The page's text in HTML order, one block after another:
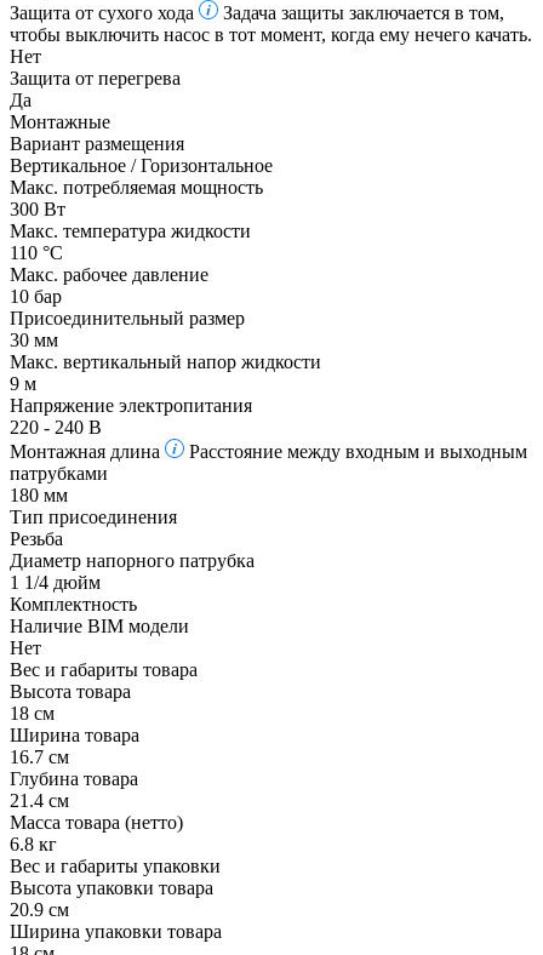
Защита от сухого хода
Задача защиты заключается в том,
чтобы выключить насос в тот момент, когда ему нечего качать.
Нет
Защита от перегрева
Да
Монтажные
Вариант размещения
Вертикальное / Горизонтальное
Макс. потребляемая мощность
300 Вт
Макс. температура жидкости
110 °С
Макс. рабочее давление
10 бар
Присоединительный размер
30 мм
Макс. вертикальный напор жидкости
9 м
Напряжение электропитания
220 - 240 В
Монтажная длина
Расстояние между входным и выходным
патрубками
180 мм
Тип присоединения
Резьба
Диаметр напорного патрубка
1 1/4 дюйм
Комплектность
Наличие BIM модели
Нет
Вес и габариты товара
Высота товара
18 см
Ширина товара
16.7 см
Глубина товара
21.4 см
Масса товара (нетто)
6.8 кг
Вес и габариты упаковки
Высота упаковки товара
20.9 см
Ширина упаковки товара